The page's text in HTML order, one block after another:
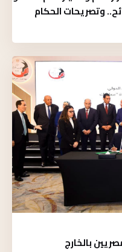
وتصريحات الحكام
بالخارج